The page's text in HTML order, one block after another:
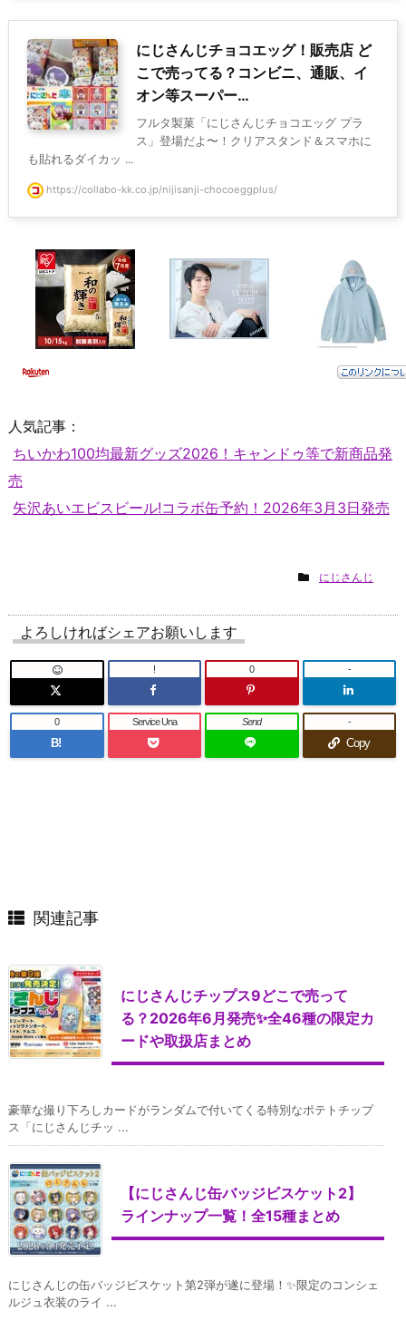
にじさんじチョコエッグ！販売店 ど
こで売ってる？コンビニ、通販、イ
オン等スーパー…
フルタ製菓「にじさんじチョコエッグ プラ
ス」登場だよ〜！クリアスタンド＆スマホに
も貼れるダイカッ ...
https://collabo-kk.co.jp/nijisanji-chocoeggplus/
人気記事：
ちいかわ100均最新グッズ2026！キャンドゥ等で新商品発
売
矢沢あいエビスビール!コラボ缶予約！2026年3月3日発売
にじさんじ
よろしければシェアお願いします
! 0 -
B!
0 Service Una Send
Copy
-
関連記事
にじさんじチップス9どこで売って
る？2026年6月発売✨全46種の限定カ
ードや取扱店まとめ
豪華な撮り下ろしカードがランダムで付いてくる特別なポテトチップ
ス「にじさんじチッ ...
【にじさんじ缶バッジビスケット2】
ラインナップ一覧！全15種まとめ
にじさんじの缶バッジビスケット第2弾が遂に登場！✨限定のコンシェ
ルジュ衣装のライ ...